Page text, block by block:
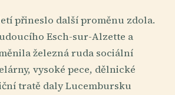
přineslo další proměnu zdola.
Esch-sur-Alzette a
železná ruda sociální
vysoké pece, dělnické
tratě daly Lucembursku